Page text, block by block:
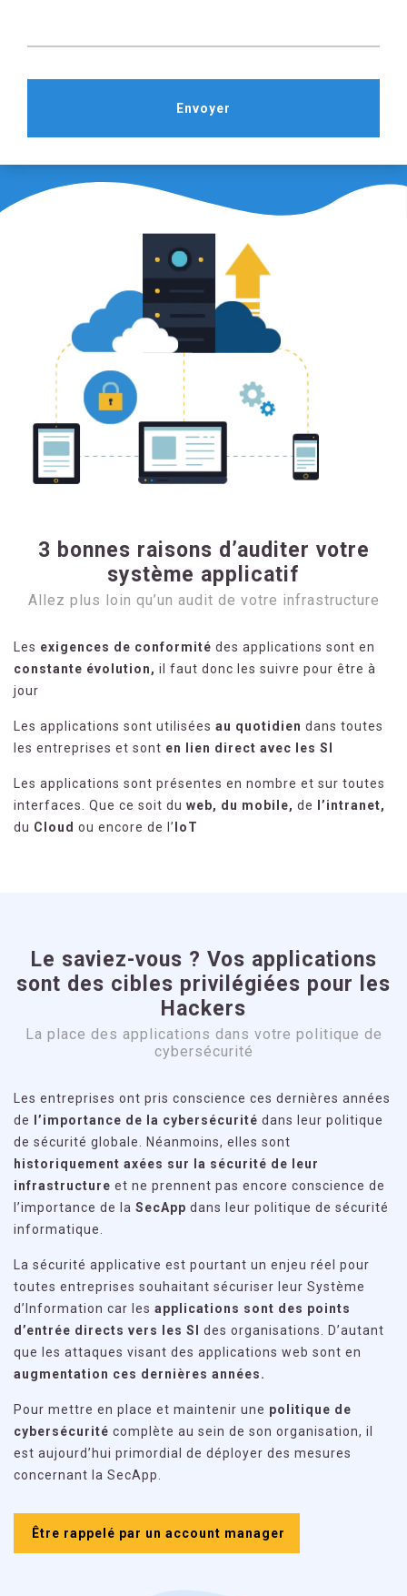
Envoyer
3 bonnes raisons d’auditer votre
système applicatif
Allez plus loin qu’un audit de votre infrastructure
Les exigences de conformité des applications sont en
constante évolution, il faut donc les suivre pour être à
jour
Les applications sont utilisées au quotidien dans toutes
les entreprises et sont en lien direct avec les SI
Les applications sont présentes en nombre et sur toutes
interfaces. Que ce soit du web, du mobile, de
l’intranet,
du Cloud ou encore de l’ IoT
Le saviez-vous ? Vos applications
sont des cibles privilégiées pour les
Hackers
La place des applications dans votre politique de
cybersécurité
Les entreprises ont pris conscience ces dernières années
de
l’importance de la cybersécurité dans leur politique
de sécurité globale. Néanmoins, elles sont
historiquement axées sur la sécurité de leur
infrastructure et ne prennent pas encore conscience de
l’importance de la SecApp dans leur politique de sécurité
informatique.
La sécurité applicative est pourtant un enjeu réel pour
toutes entreprises souhaitant sécuriser leur Système
d’Information car les applications sont des points
d’entrée directs vers les SI
des organisations. D’autant
que les attaques visant des applications web sont en
augmentation ces dernières années.
Pour mettre en place et maintenir une politique de
cybersécurité complète au sein de son organisation, il
est aujourd’hui primordial de déployer des mesures
concernant la SecApp.
Être rappelé par un account manager